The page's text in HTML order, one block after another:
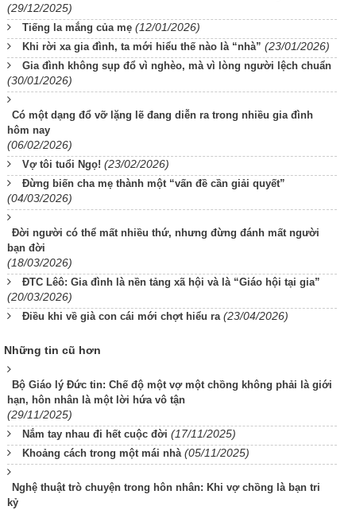
(29/12/2025)
Tiếng la mắng của mẹ (12/01/2026)
Khi rời xa gia đình, ta mới hiểu thế nào là “nhà” (23/01/2026)
Gia đình không sụp đổ vì nghèo, mà vì lòng người lệch chuẩn
(30/01/2026)
Có một dạng đổ vỡ lặng lẽ đang diễn ra trong nhiều gia đình
hôm nay
(06/02/2026)
Vợ tôi tuổi Ngọ! (23/02/2026)
Đừng biến cha mẹ thành một “vấn đề cần giải quyết”
(04/03/2026)
Đời người có thể mất nhiều thứ, nhưng đừng đánh mất người
bạn đời
(18/03/2026)
ĐTC Lêô: Gia đình là nền tảng xã hội và là “Giáo hội tại gia”
(20/03/2026)
Điều khi về già con cái mới chợt hiểu ra (23/04/2026)
Những tin cũ hơn
Bộ Giáo lý Đức tin: Chế độ một vợ một chồng không phải là giới
hạn, hôn nhân là một lời hứa vô tận
(29/11/2025)
Nắm tay nhau đi hết cuộc đời (17/11/2025)
Khoảng cách trong một mái nhà (05/11/2025)
Nghệ thuật trò chuyện trong hôn nhân: Khi vợ chồng là bạn tri
kỷ